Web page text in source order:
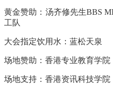
黄金赞助：汤齐修先生BBS
工队
大会指定饮用水：蓝松天泉
场地赞助：香港专业教育学院
场地支持：香港资讯科技学院